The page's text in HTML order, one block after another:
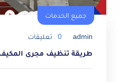
جميع الخدمات
admin
0 تعليقات
طريقة تنظيف مجرى المكيف